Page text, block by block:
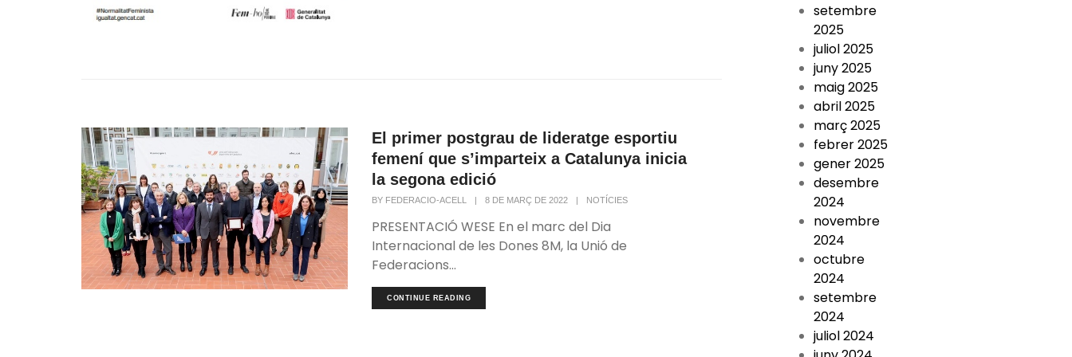
El primer postgrau de lideratge esportiu
femení que s’imparteix a Catalunya inicia
la segona edició
BY FEDERACIO-ACELL 8 DE MARÇ DE 2022 NOTÍCIES
PRESENTACIÓ WESE En el marc del Dia
Internacional de les Dones 8M, la Unió de
Federacions...
CONTINUE READING
setembre
2025
juliol 2025
juny 2025
maig 2025
abril 2025
març 2025
febrer 2025
gener 2025
desembre
2024
novembre
2024
octubre
2024
setembre
2024
juliol 2024